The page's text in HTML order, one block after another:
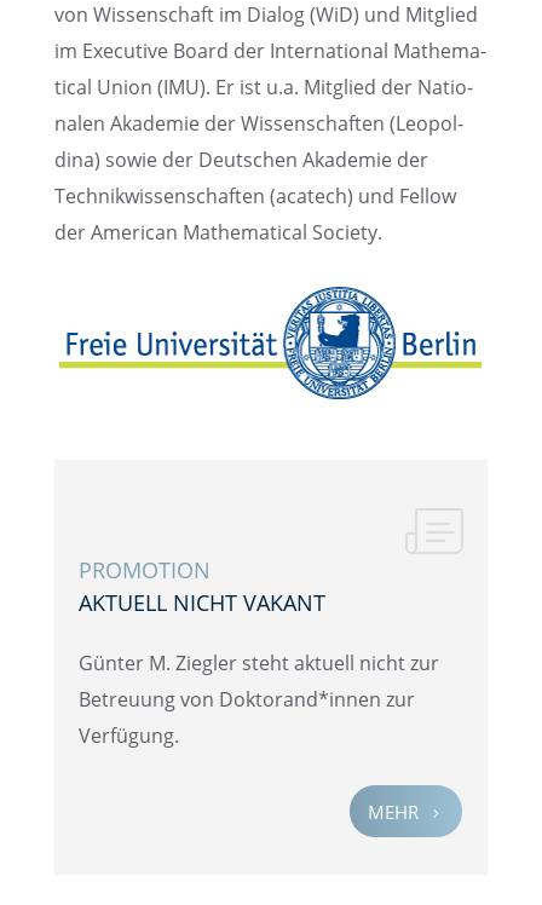
von Wissen­schaft im Dialog (WiD) und Mitglied
im Execu­tive Board der Inter­na­tio­nal Mathe­ma­
ti­cal Union (IMU). Er ist u.a. Mitglied der Natio­
na­len Akade­mie der Wissen­schaf­ten (Leopol­
dina) sowie der Deutschen Akade­mie der
Technik­wis­sen­schaf­ten (acatech) und Fellow
der Ameri­can Mathe­ma­ti­cal Society.
PROMO­TION
AKTUELL NICHT VAKANT
Günter M. Ziegler steht aktuell nicht zur
Betreu­ung von Doktorand*innen zur
Verfügung.
MEHR 5